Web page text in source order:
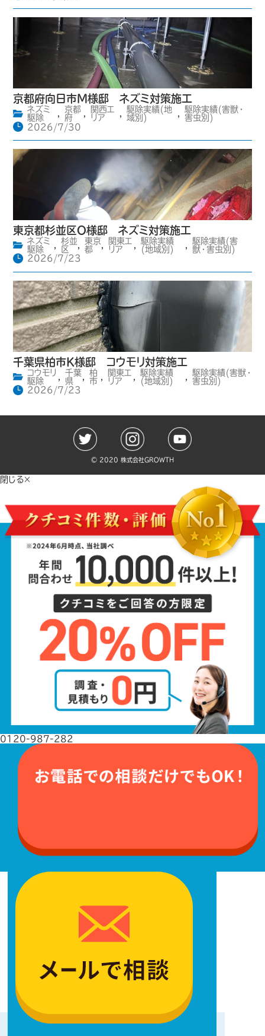
京都府向日市M様邸 ネズミ対策施工
ネズミ
駆除
,
京都
府
,
関西エ
リア
,
駆除実績(地
域別)
,
駆除実績(害獣・
害虫別)
2026/7/30
東京都杉並区O様邸 ネズミ対策施工
ネズミ
駆除
,
杉並
区
,
東京
都
,
関東エ
リア
,
駆除実績
(地域別)
,
駆除実績(害
獣・害虫別)
2026/7/23
千葉県柏市K様邸 コウモリ対策施工
コウモリ
駆除
,
千葉
県
,
柏
市 ,
関東エ
リア
,
駆除実績
(地域別)
,
駆除実績(害獣・
害虫別)
2026/7/23
©️ 2020 株式会社GROWTH
閉じる×
0120-987-282